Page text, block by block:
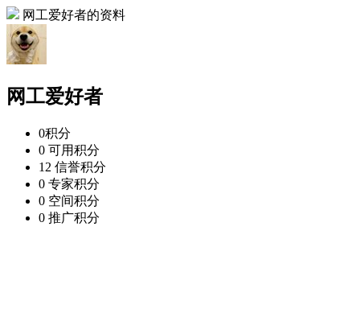
网工爱好者的资料
网工爱好者
0积分
0 可用积分
12 信誉积分
0 专家积分
0 空间积分
0 推广积分